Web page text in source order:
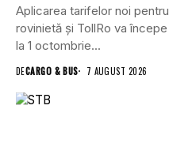
Aplicarea tarifelor noi pentru
rovinietă și TollRo va începe
la 1 octombrie...
DECARGO & BUS 7 AUGUST 2026